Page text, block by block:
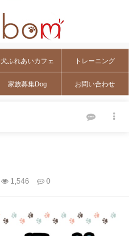
犬ふれあいカフェ トレーニング
家族募集Dog お問い合わせ
1,546 0